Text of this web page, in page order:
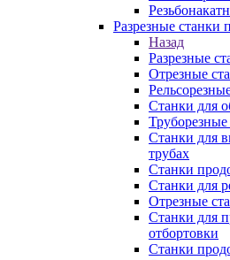
Разрезные станки
Назад
Разрезные
Отрезные
Станки для
Труборезные
Станки для
трубаx
Станки
Станки для
Отрезные
Станки для
отбортовки
Станки